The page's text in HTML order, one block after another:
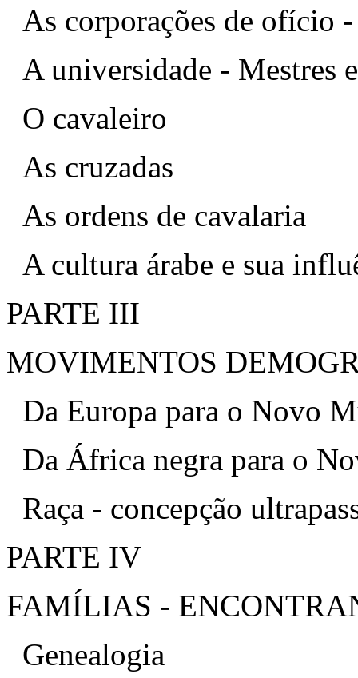
As corporações de ofício -
A universidade - Mestres
O cavaleiro
As cruzadas
As ordens de cavalaria
A cultura árabe e sua
PARTE III
MOVIMENTOS
Da Europa para o Novo
Da África negra para o
Raça - concepção
PARTE IV
FAMÍLIAS -
Genealogia